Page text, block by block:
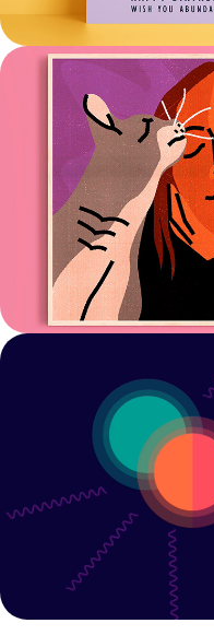
Retratos
Ilustración
Universo 32
Motion graphics